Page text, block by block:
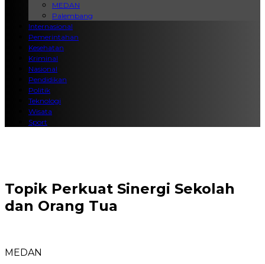
MEDAN
Palembang
Internasional
Pemerintahan
Kesehatan
Kriminal
Nasional
Pendidikan
Politik
Teknologi
Wisata
Sport
Topik Perkuat Sinergi Sekolah
dan Orang Tua ‎
MEDAN